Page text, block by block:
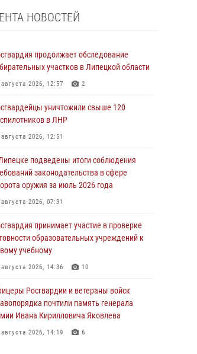
НОВОСТЕЙ
продолжает обследование
участков в Липецкой области
2026, 12:57 2
уничтожили свыше 120
в ЛНР
2026, 12:51
подведены итоги соблюдения
законодательства в сфере
оружия за июль 2026 года
2026, 07:31
принимает участие в проверке
образовательных учреждений к
учебному
2026, 14:36 10
Росгвардии и ветераны войск
почтили память генерала
Ивана Кирилловича Яковлева
2026, 14:19 6